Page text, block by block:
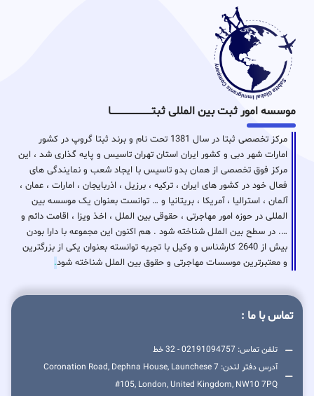
موسسه امور ثبت بین المللی ثبتـــــــــــــــــــــــــــــا
مرکز تخصصی ثبتا در سال 1381 تحت نام و برند ثبتا گروپ در کشور
امارات شهر دبی و کشور ایران استان تهران تاسیس و پایه گذاری شد ، این
مرکز فوق تخصصی از همان بدو تاسیس با ایجاد شعب و نمایندگی های
فعال خود در کشور های ایران ، ترکیه ، برزیل ، اذربایجان ، امارات ، عمان ،
آلمان ، استرالیا ، آمریکا ، بریتانیا و … توانست بعنوان یک موسسه بین
المللی در حوزه امور مهاجرتی ، حقوقی بین الملل ، اخذ ویزا ، اقامت دائم و
…. در سطح بین الملل شناخته شود . هم اکنون این مجموعه با دارا بودن
بیش از 2640 کارشناس و وکیل با تجربه توانسته بعنوان یکی از بزرگترین
و معتبرترین موسسات مهاجرتی و حقوق بین الملل شناخته شود.
تماس با ما :
تلفن تماس: 02191094757 - 32 خط
آدرس دفتر لندن: 7 Coronation Road, Dephna House, Launchese
#105, London, United Kingdom, NW10 7PQ